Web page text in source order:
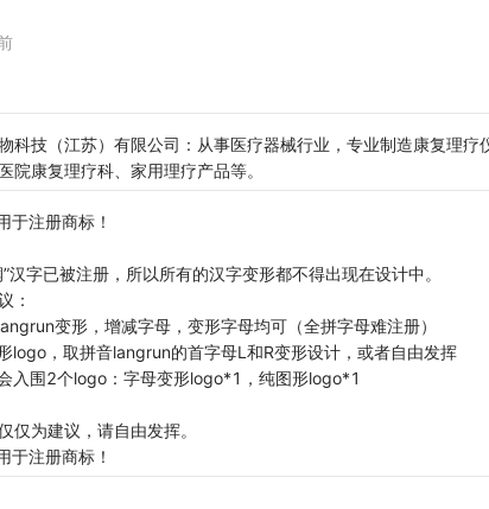
科技（江苏）有限公司：从事医疗器械行业，专业制造康复理疗
院康复理疗科、家用理疗产品等。
于注册商标！
”汉字已被注册，所以所有的汉字变形都不得出现在设计中。
：
变形，增减字母，变形字母均可（全拼字母难注册）
logo，取拼音langrun的首字母L和R变形设计，或者自由发挥
入围2个logo：字母变形logo*1，纯图形logo*1
仅为建议，请自由发挥。
于注册商标！